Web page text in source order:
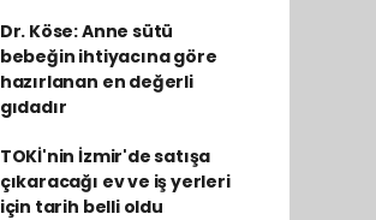
Dr. Köse: Anne sütü
bebeğin ihtiyacına göre
hazırlanan en değerli
gıdadır
TOKİ'nin İzmir'de satışa
çıkaracağı ev ve iş yerleri
için tarih belli oldu